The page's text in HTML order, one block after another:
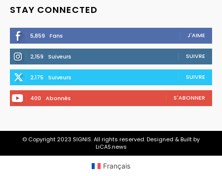
STAY CONNECTED
5,859 Fans J'AIME
2,159 Suiveurs SUIVRE
2,175 Suiveurs SUIVRE
400 Abonnés S'ABONNER
© Copyright 2023 SIGNIS. All rights reserved. Designed & Built by
LiCAS.news
Français